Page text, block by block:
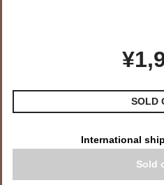
SOLD
International
Sold